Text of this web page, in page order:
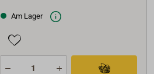
Am Lager